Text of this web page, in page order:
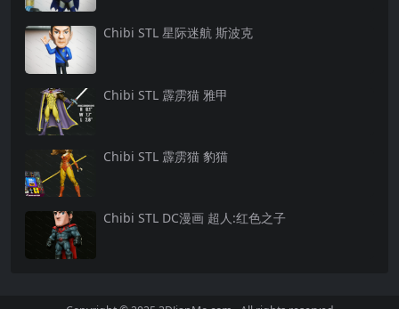
Chibi STL 星际迷航 斯波克
Chibi STL 霹雳猫 雅甲
Chibi STL 霹雳猫 豹猫
Chibi STL DC漫画 超人:红色之子